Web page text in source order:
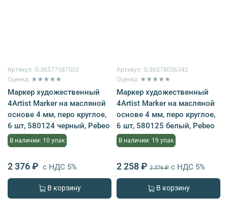
Артикул: G-36577587002
Оценка: ★★★★★
Маркер художественный
4Artist Marker на масляной
основе 4 мм, перо круглое,
6 шт, 580124 черный, Pebeo
В наличии: 10 упак
2 376 ₽ с НДС 5%
В корзину
Артикул: G-36578056342
Оценка: ★★★★★
Маркер художественный
4Artist Marker на масляной
основе 4 мм, перо круглое,
6 шт, 580125 белый, Pebeo
В наличии: 19 упак
2 258 ₽ 2 376 ₽ с НДС 5%
В корзину